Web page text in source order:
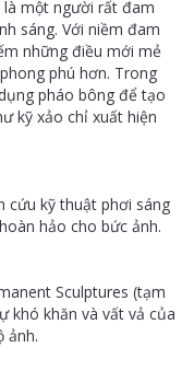
là một người rất đam
sáng. Với niềm đam
những điều mới mẻ
phú hơn. Trong
pháo bông để tạo
kỹ xảo chỉ xuất hiện
cứu kỹ thuật phơi sáng
hảo cho bức ảnh.
Sculptures (tạm
khó khăn và vất vả của
ảnh.